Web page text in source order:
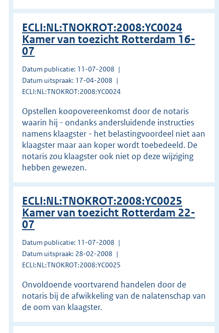
ECLI:NL:TNOKROT:2008:YC0024
Kamer van toezicht Rotterdam 16-
07
Datum publicatie: 11-07-2008
Datum uitspraak: 17-04-2008
ECLI:NL:TNOKROT:2008:YC0024
Opstellen koopovereenkomst door de notaris
waarin hij - ondanks andersluidende instructies
namens klaagster - het belastingvoordeel niet aan
klaagster maar aan koper wordt toebedeeld. De
notaris zou klaagster ook niet op deze wijziging
hebben gewezen.
ECLI:NL:TNOKROT:2008:YC0025
Kamer van toezicht Rotterdam 22-
07
Datum publicatie: 11-07-2008
Datum uitspraak: 28-02-2008
ECLI:NL:TNOKROT:2008:YC0025
Onvoldoende voortvarend handelen door de
notaris bij de afwikkeling van de nalatenschap van
de oom van klaagster.